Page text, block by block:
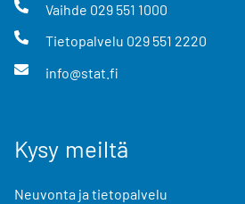
Vaihde 029 551 1000
Tietopalvelu 029 551 2220
info@stat.fi
Kysy meiltä
Neuvonta ja tietopalvelu